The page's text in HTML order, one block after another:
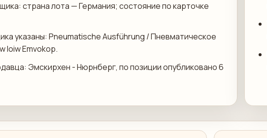
страна лота — Германия; состояние по карточке
указаны: Pneumatische Ausführung / Пневматическое
Ioiw Emvokop.
Эмскирхен - Нюрнберг, по позиции опубликовано 6